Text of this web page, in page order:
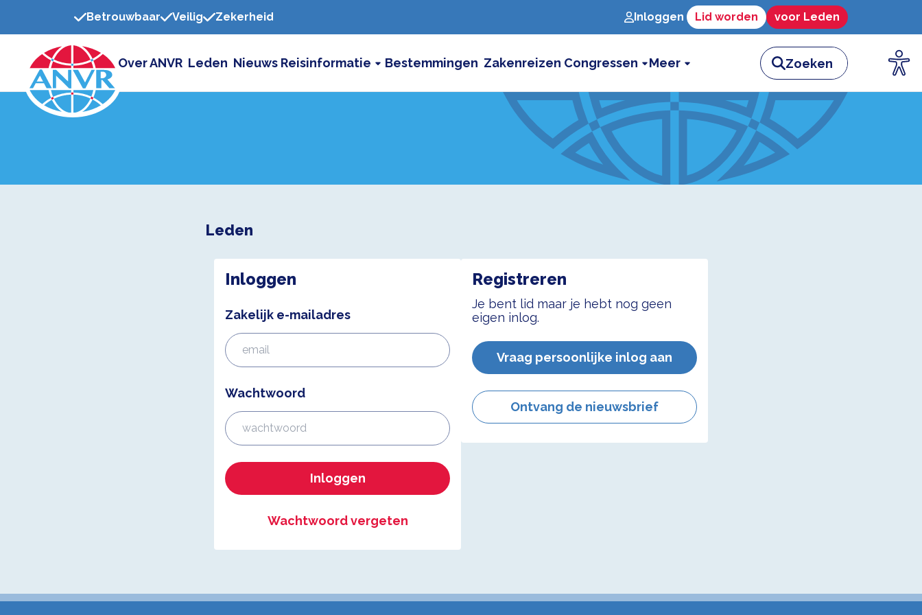
Betrouwbaar Veilig Zekerheid Inloggen Lid worden voor Leden
Over ANVR Leden Nieuws Reisinformatie Bestemmingen Zakenreizen Congressen Meer
Leden
Inloggen
Zakelijk e-mailadres
Wachtwoord
Inloggen
Wachtwoord vergeten
Registreren
Je bent lid maar je hebt nog geen
eigen inlog.
Vraag persoonlijke inlog aan
Ontvang de nieuwsbrief